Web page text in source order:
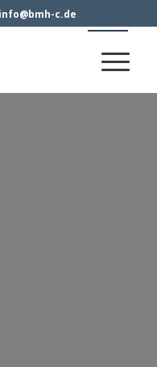
info@bmh-c.de